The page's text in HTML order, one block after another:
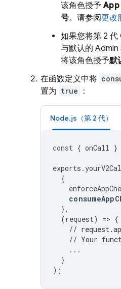
该角色授予App
号。请参阅更改
如果您将第 2
与默认的 Admin
将该角色授予默
在函数定义中将
置为 true ：
Node.js（第 2 代）
const { onCall }
exports .
{
},
(request) => {
//
// Your
...
}
);